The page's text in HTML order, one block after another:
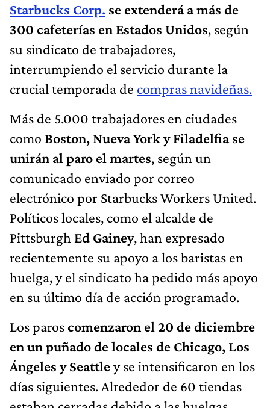
Starbucks Corp. se extenderá a más de
300 cafeterías en Estados Unidos, según
su sindicato de trabajadores,
interrumpiendo el servicio durante la
crucial temporada de compras navideñas.
Más de 5.000 trabajadores en ciudades
como Boston, Nueva York y Filadelfia se
unirán al paro el martes, según un
comunicado enviado por correo
electrónico por Starbucks Workers United.
Políticos locales, como el alcalde de
Pittsburgh Ed Gainey, han expresado
recientemente su apoyo a los baristas en
huelga, y el sindicato ha pedido más apoyo
en su último día de acción programado.
Los paroscomenzaron el 20 de diciembre
en un puñado de locales de Chicago, Los
Ángeles y Seattley se intensificaron en los
días siguientes. Alrededor de 60 tiendas